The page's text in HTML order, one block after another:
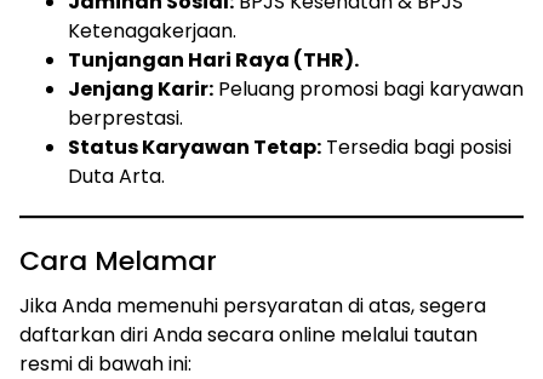
Ketenagakerjaan.
Tunjangan Hari Raya (THR).
Jenjang Karir: Peluang promosi bagi karyawan
berprestasi.
Status Karyawan Tetap: Tersedia bagi posisi
Duta Arta.
Cara Melamar
Jika Anda memenuhi persyaratan di atas, segera
daftarkan diri Anda secara online melalui tautan
resmi di bawah ini: